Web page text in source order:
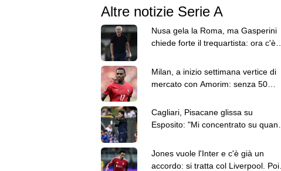
Altre notizie Serie A
Nusa gela la Roma, ma Gasperini
chiede forte il trequartista: ora c'è
Milan, a inizio settimana vertice di
mercato con Amorim: senza 50
Cagliari, Pisacane glissa su
Esposito: "Mi concentrato su quanto
Jones vuole l'Inter e c'è già un
accordo: si tratta col Liverpool. Poi